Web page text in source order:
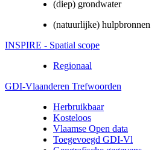
(diep) grondwater
(natuurlijke) hulpbronnen
INSPIRE - Spatial scope
Regionaal
GDI-Vlaanderen Trefwoorden
Herbruikbaar
Kosteloos
Vlaamse Open data
Toegevoegd GDI-Vl